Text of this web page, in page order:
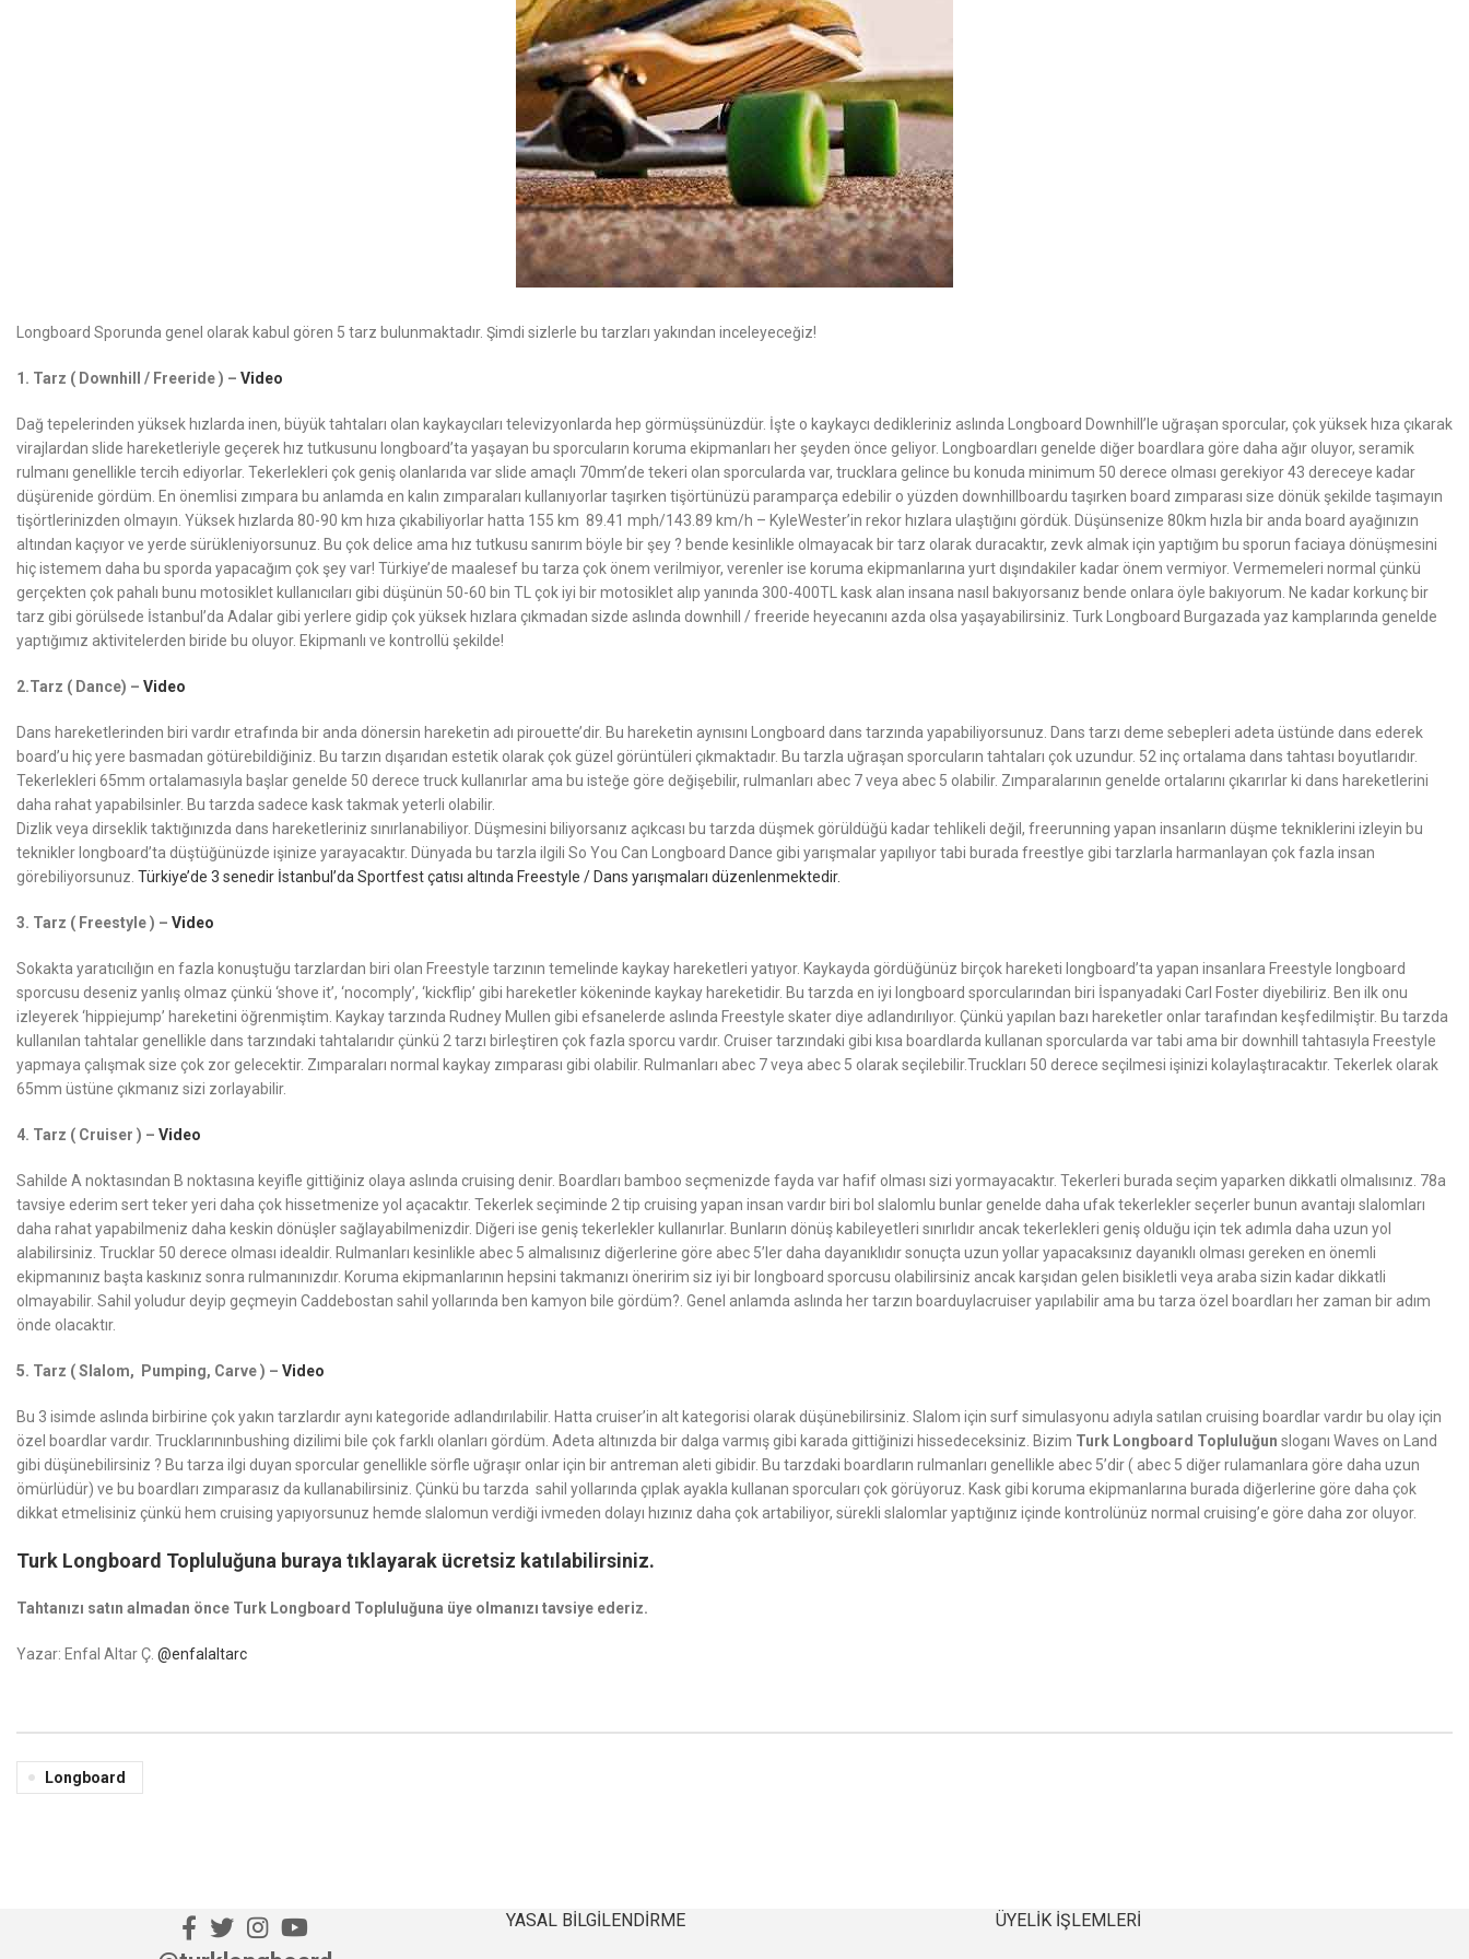
Longboard Sporunda genel olarak kabul gören 5 tarz bulunmaktadır. Şimdi sizlerle bu tarzları yakından inceleyeceğiz!
1. Tarz ( Downhill / Freeride ) – Video
Dağ tepelerinden yüksek hızlarda inen, büyük tahtaları olan kaykaycıları televizyonlarda hep görmüşsünüzdür. İşte o kaykaycı dedikleriniz aslında Longboard Downhill’le uğraşan sporcular, çok yüksek hıza çıkarak
virajlardan slide hareketleriyle geçerek hız tutkusunu longboard’ta yaşayan bu sporcuların koruma ekipmanları her şeyden önce geliyor. Longboardları genelde diğer boardlara göre daha ağır oluyor, seramik
rulmanı genellikle tercih ediyorlar. Tekerlekleri çok geniş olanlarıda var slide amaçlı 70mm’de tekeri olan sporcularda var, trucklara gelince bu konuda minimum 50 derece olması gerekiyor 43 dereceye kadar
düşürenide gördüm. En önemlisi zımpara bu anlamda en kalın zımparaları kullanıyorlar taşırken tişörtünüzü paramparça edebilir o yüzden downhillboardu taşırken board zımparası size dönük şekilde taşımayın
tişörtlerinizden olmayın. Yüksek hızlarda 80-90 km hıza çıkabiliyorlar hatta 155 km 89.41 mph/143.89 km/h – KyleWester’in rekor hızlara ulaştığını gördük. Düşünsenize 80km hızla bir anda board ayağınızın
altından kaçıyor ve yerde sürükleniyorsunuz. Bu çok delice ama hız tutkusu sanırım böyle bir şey ? bende kesinlikle olmayacak bir tarz olarak duracaktır, zevk almak için yaptığım bu sporun faciaya dönüşmesini
hiç istemem daha bu sporda yapacağım çok şey var! Türkiye’de maalesef bu tarza çok önem verilmiyor, verenler ise koruma ekipmanlarına yurt dışındakiler kadar önem vermiyor. Vermemeleri normal çünkü
gerçekten çok pahalı bunu motosiklet kullanıcıları gibi düşünün 50-60 bin TL çok iyi bir motosiklet alıp yanında 300-400TL kask alan insana nasıl bakıyorsanız bende onlara öyle bakıyorum. Ne kadar korkunç bir
tarz gibi görülsede İstanbul’da Adalar gibi yerlere gidip çok yüksek hızlara çıkmadan sizde aslında downhill / freeride heyecanını azda olsa yaşayabilirsiniz. Turk Longboard Burgazada yaz kamplarında genelde
yaptığımız aktivitelerden biride bu oluyor. Ekipmanlı ve kontrollü şekilde!
2.Tarz ( Dance) – Video
Dans hareketlerinden biri vardır etrafında bir anda dönersin hareketin adı pirouette’dir. Bu hareketin aynısını Longboard dans tarzında yapabiliyorsunuz. Dans tarzı deme sebepleri adeta üstünde dans ederek
board’u hiç yere basmadan götürebildiğiniz. Bu tarzın dışarıdan estetik olarak çok güzel görüntüleri çıkmaktadır. Bu tarzla uğraşan sporcuların tahtaları çok uzundur. 52 inç ortalama dans tahtası boyutlarıdır.
Tekerlekleri 65mm ortalamasıyla başlar genelde 50 derece truck kullanırlar ama bu isteğe göre değişebilir, rulmanları abec 7 veya abec 5 olabilir. Zımparalarının genelde ortalarını çıkarırlar ki dans hareketlerini
daha rahat yapabilsinler. Bu tarzda sadece kask takmak yeterli olabilir.
Dizlik veya dirseklik taktığınızda dans hareketleriniz sınırlanabiliyor. Düşmesini biliyorsanız açıkcası bu tarzda düşmek görüldüğü kadar tehlikeli değil, freerunning yapan insanların düşme tekniklerini izleyin bu
teknikler longboard’ta düştüğünüzde işinize yarayacaktır. Dünyada bu tarzla ilgili So You Can Longboard Dance gibi yarışmalar yapılıyor tabi burada freestlye gibi tarzlarla harmanlayan çok fazla insan
görebiliyorsunuz. Türkiye’de 3 senedir İstanbul’da Sportfest çatısı altında Freestyle / Dans yarışmaları düzenlenmektedir.
3. Tarz ( Freestyle ) – Video
Sokakta yaratıcılığın en fazla konuştuğu tarzlardan biri olan Freestyle tarzının temelinde kaykay hareketleri yatıyor. Kaykayda gördüğünüz birçok hareketi longboard’ta yapan insanlara Freestyle longboard
sporcusu deseniz yanlış olmaz çünkü ‘shove it’, ‘nocomply’, ‘kickflip’ gibi hareketler kökeninde kaykay hareketidir. Bu tarzda en iyi longboard sporcularından biri İspanyadaki Carl Foster diyebiliriz. Ben ilk onu
izleyerek ‘hippiejump’ hareketini öğrenmiştim. Kaykay tarzında Rudney Mullen gibi efsanelerde aslında Freestyle skater diye adlandırılıyor. Çünkü yapılan bazı hareketler onlar tarafından keşfedilmiştir. Bu tarzda
kullanılan tahtalar genellikle dans tarzındaki tahtalarıdır çünkü 2 tarzı birleştiren çok fazla sporcu vardır. Cruiser tarzındaki gibi kısa boardlarda kullanan sporcularda var tabi ama bir downhill tahtasıyla Freestyle
yapmaya çalışmak size çok zor gelecektir. Zımparaları normal kaykay zımparası gibi olabilir. Rulmanları abec 7 veya abec 5 olarak seçilebilir.Truckları 50 derece seçilmesi işinizi kolaylaştıracaktır. Tekerlek olarak
65mm üstüne çıkmanız sizi zorlayabilir.
4. Tarz ( Cruiser ) – Video
Sahilde A noktasından B noktasına keyifle gittiğiniz olaya aslında cruising denir. Boardları bamboo seçmenizde fayda var hafif olması sizi yormayacaktır. Tekerleri burada seçim yaparken dikkatli olmalısınız. 78a
tavsiye ederim sert teker yeri daha çok hissetmenize yol açacaktır. Tekerlek seçiminde 2 tip cruising yapan insan vardır biri bol slalomlu bunlar genelde daha ufak tekerlekler seçerler bunun avantajı slalomları
daha rahat yapabilmeniz daha keskin dönüşler sağlayabilmenizdir. Diğeri ise geniş tekerlekler kullanırlar. Bunların dönüş kabileyetleri sınırlıdır ancak tekerlekleri geniş olduğu için tek adımla daha uzun yol
alabilirsiniz. Trucklar 50 derece olması idealdir. Rulmanları kesinlikle abec 5 almalısınız diğerlerine göre abec 5’ler daha dayanıklıdır sonuçta uzun yollar yapacaksınız dayanıklı olması gereken en önemli
ekipmanınız başta kaskınız sonra rulmanınızdır. Koruma ekipmanlarının hepsini takmanızı öneririm siz iyi bir longboard sporcusu olabilirsiniz ancak karşıdan gelen bisikletli veya araba sizin kadar dikkatli
olmayabilir. Sahil yoludur deyip geçmeyin Caddebostan sahil yollarında ben kamyon bile gördüm?. Genel anlamda aslında her tarzın boarduylacruiser yapılabilir ama bu tarza özel boardları her zaman bir adım
önde olacaktır.
5. Tarz ( Slalom, Pumping, Carve ) – Video
Bu 3 isimde aslında birbirine çok yakın tarzlardır aynı kategoride adlandırılabilir. Hatta cruiser’in alt kategorisi olarak düşünebilirsiniz. Slalom için surf simulasyonu adıyla satılan cruising boardlar vardır bu olay için
özel boardlar vardır. Trucklarınınbushing dizilimi bile çok farklı olanları gördüm. Adeta altınızda bir dalga varmış gibi karada gittiğinizi hissedeceksiniz. Bizim Turk Longboard Topluluğun sloganı Waves on Land
gibi düşünebilirsiniz ? Bu tarza ilgi duyan sporcular genellikle sörfle uğraşır onlar için bir antreman aleti gibidir. Bu tarzdaki boardların rulmanları genellikle abec 5’dir ( abec 5 diğer rulamanlara göre daha uzun
ömürlüdür) ve bu boardları zımparasız da kullanabilirsiniz. Çünkü bu tarzda sahil yollarında çıplak ayakla kullanan sporcuları çok görüyoruz. Kask gibi koruma ekipmanlarına burada diğerlerine göre daha çok
dikkat etmelisiniz çünkü hem cruising yapıyorsunuz hemde slalomun verdiği ivmeden dolayı hızınız daha çok artabiliyor, sürekli slalomlar yaptığınız içinde kontrolünüz normal cruising’e göre daha zor oluyor.
Turk Longboard Topluluğuna buraya tıklayarak ücretsiz katılabilirsiniz.
Tahtanızı satın almadan önce Turk Longboard Topluluğuna üye olmanızı tavsiye ederiz.
Yazar: Enfal Altar Ç. @enfalaltarc
Longboard
YASAL BILGILENDIRME ÜYELIK İŞLEMLERI